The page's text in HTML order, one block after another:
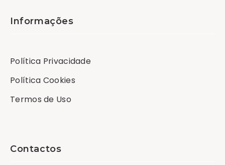
Informações
Política Privacidade
Política Cookies
Termos de Uso
Contactos